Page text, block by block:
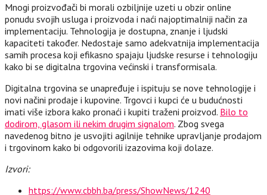
Mnogi proizvođači bi morali ozbiljnije uzeti u obzir online
ponudu svojih usluga i proizvoda i naći najoptimalniji način za
implementaciju. Tehnologija je dostupna, znanje i ljudski
kapaciteti također. Nedostaje samo adekvatnija implementacija
samih procesa koji efikasno spajaju ljudske resurse i tehnologiju
kako bi se digitalna trgovina većinski i transformisala.
Digitalna trgovina se unapređuje i ispituju se nove tehnologije i
novi načini prodaje i kupovine. Trgovci i kupci će u budućnosti
imati više izbora kako pronaći i kupiti traženi proizvod. Bilo to
dodirom, glasom ili nekim drugim signalom. Zbog svega
navedenog bitno je usvojiti agilnije tehnike upravljanje prodajom
i trgovinom kako bi odgovorili izazovima koji dolaze.
Izvori:
https://www.cbbh.ba/press/ShowNews/1240